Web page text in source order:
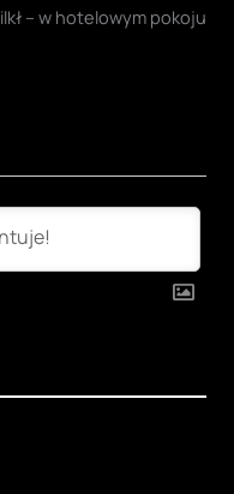
– w hotelowym pokoju